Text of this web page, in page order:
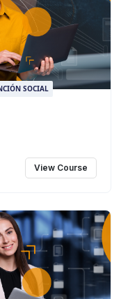
SOCIAL
View Course